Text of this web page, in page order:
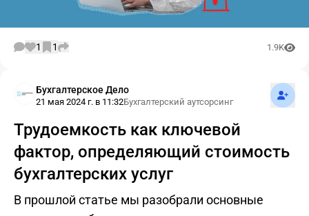
1 1 1.9K
Бухгалтерское Дело
21 мая 2024 г. в 11:32Бухгалтерский аутсорсинг
Трудоемкость как ключевой
фактор, определяющий стоимость
бухгалтерских услуг
В прошлой статье мы разобрали основные